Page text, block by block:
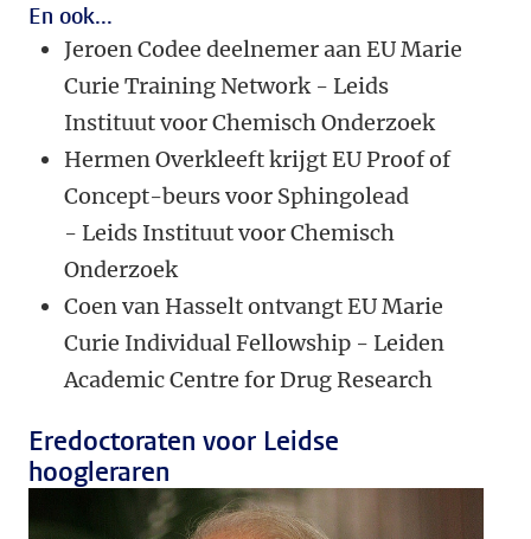
En ook...
Jeroen Codee deelnemer aan EU Marie
Curie Training Network - Leids
Instituut voor Chemisch Onderzoek
Hermen Overkleeft krijgt EU Proof of
Concept-beurs voor Sphingolead
- Leids Instituut voor Chemisch
Onderzoek
Coen van Hasselt ontvangt EU Marie
Curie Individual Fellowship - Leiden
Academic Centre for Drug Research
Eredoctoraten voor Leidse
hoogleraren